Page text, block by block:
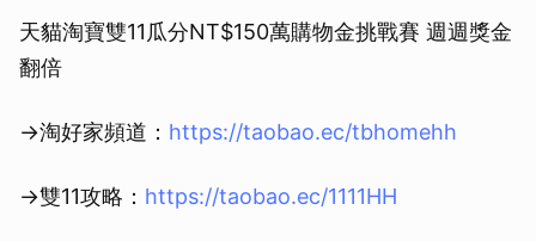
天貓淘寶雙11瓜分NT$150萬購物金挑戰賽 週週獎金
翻倍
→淘好家頻道： https://taobao.ec/tbhomehh
→雙11攻略： https://taobao.ec/1111HH